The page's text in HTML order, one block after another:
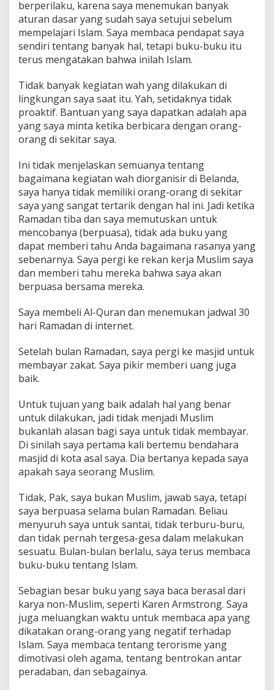
berperilaku, karena saya menemukan banyak
aturan dasar yang sudah saya setujui sebelum
mempelajari Islam. Saya membaca pendapat saya
sendiri tentang banyak hal, tetapi buku-buku itu
terus mengatakan bahwa inilah Islam.
Tidak banyak kegiatan wah yang dilakukan di
lingkungan saya saat itu. Yah, setidaknya tidak
proaktif. Bantuan yang saya dapatkan adalah apa
yang saya minta ketika berbicara dengan orang-
orang di sekitar saya.
Ini tidak menjelaskan semuanya tentang
bagaimana kegiatan wah diorganisir di Belanda,
saya hanya tidak memiliki orang-orang di sekitar
saya yang sangat tertarik dengan hal ini. Jadi ketika
Ramadan tiba dan saya memutuskan untuk
mencobanya (berpuasa), tidak ada buku yang
dapat memberi tahu Anda bagaimana rasanya yang
sebenarnya. Saya pergi ke rekan kerja Muslim saya
dan memberi tahu mereka bahwa saya akan
berpuasa bersama mereka.
Saya membeli Al-Quran dan menemukan jadwal 30
hari Ramadan di internet.
Setelah bulan Ramadan, saya pergi ke masjid untuk
membayar zakat. Saya pikir memberi uang juga
baik.
Untuk tujuan yang baik adalah hal yang benar
untuk dilakukan, jadi tidak menjadi Muslim
bukanlah alasan bagi saya untuk tidak membayar.
Di sinilah saya pertama kali bertemu bendahara
masjid di kota asal saya. Dia bertanya kepada saya
apakah saya seorang Muslim.
Tidak, Pak, saya bukan Muslim, jawab saya, tetapi
saya berpuasa selama bulan Ramadan. Beliau
menyuruh saya untuk santai, tidak terburu-buru,
dan tidak pernah tergesa-gesa dalam melakukan
sesuatu. Bulan-bulan berlalu, saya terus membaca
buku-buku tentang Islam.
Sebagian besar buku yang saya baca berasal dari
karya non-Muslim, seperti Karen Armstrong. Saya
juga meluangkan waktu untuk membaca apa yang
dikatakan orang-orang yang negatif terhadap
Islam. Saya membaca tentang terorisme yang
dimotivasi oleh agama, tentang bentrokan antar
peradaban, dan sebagainya.